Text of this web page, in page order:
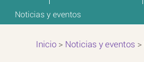
Noticias y eventos
Inicio> Noticias y eventos >